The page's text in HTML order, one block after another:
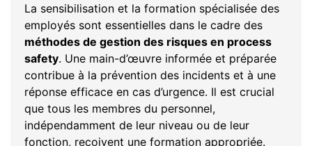
La sensibilisation et la formation spécialisée des
employés sont essentielles dans le cadre des
méthodes de gestion des risques en process
safety. Une main-d’œuvre informée et préparée
contribue à la prévention des incidents et à une
réponse efficace en cas d’urgence. Il est crucial
que tous les membres du personnel,
indépendamment de leur niveau ou de leur
fonction, reçoivent une formation appropriée.